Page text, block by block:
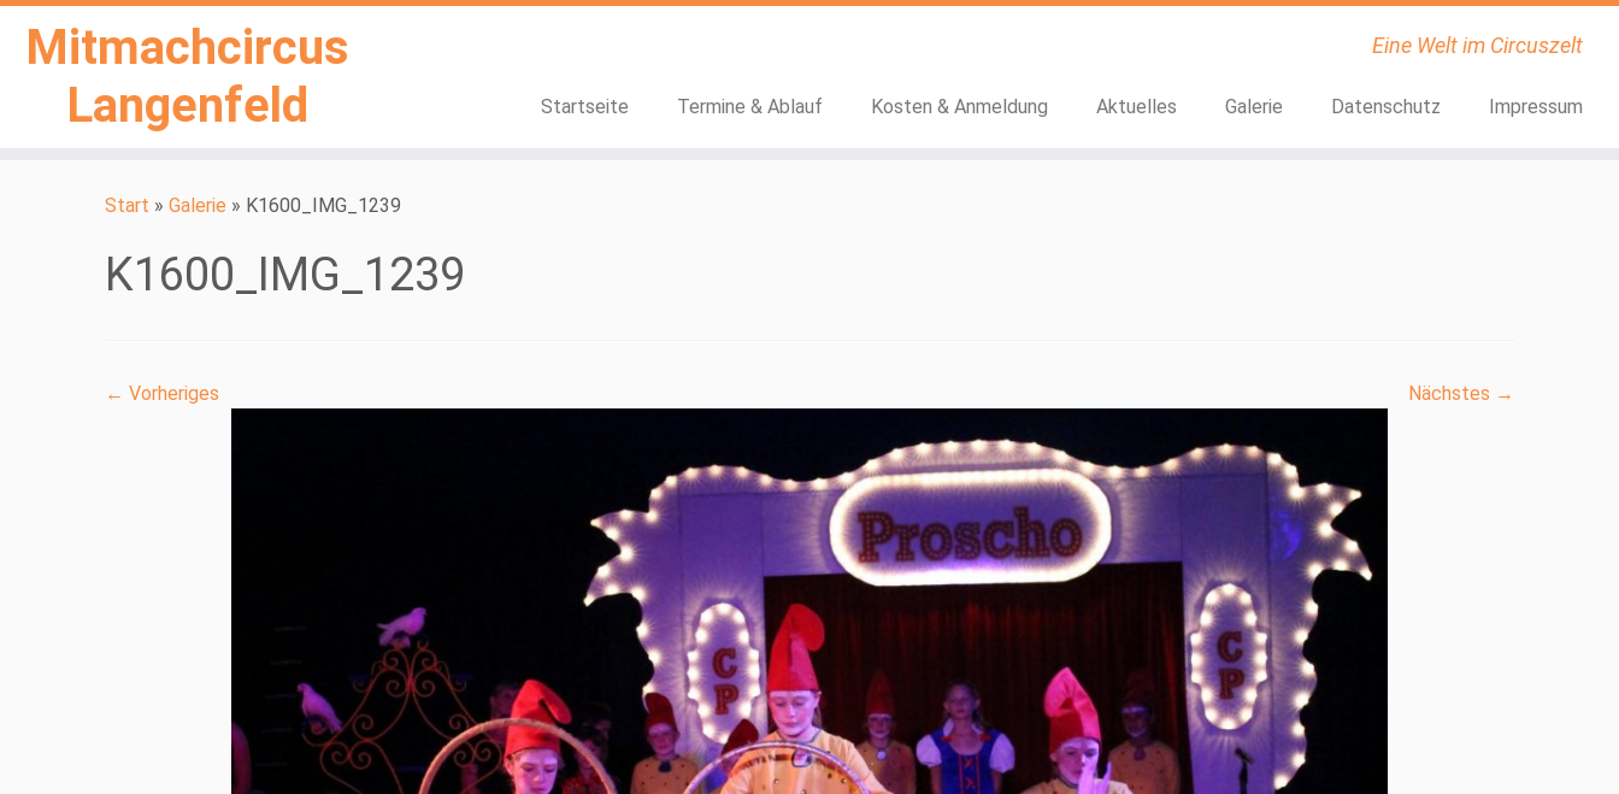
Mitmachcircus
Langenfeld
Eine Welt im Circuszelt
Startseite Termine & Ablauf Kosten & Anmeldung Aktuelles Galerie Datenschutz Impressum
Start » Galerie » K1600_IMG_1239
K1600_IMG_1239
← Vorheriges Nächstes →